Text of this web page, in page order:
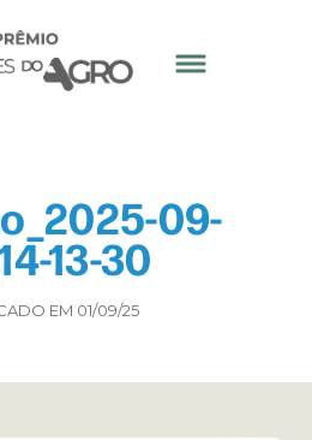
09-
13-30
EM 01/09/25